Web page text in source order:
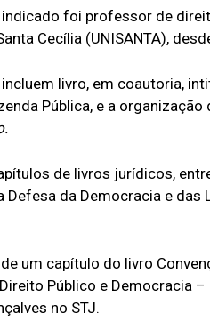
foi professor de
Cecília (UNISANTA),
livro, em coautoria,
Pública, e a organização
de livros jurídicos,
Defesa da Democracia e das
um capítulo do livro
Público e Democracia
no STJ.